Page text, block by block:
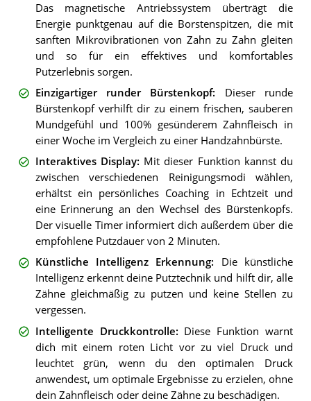
Das magnetische Antriebssystem überträgt die
Energie punktgenau auf die Borstenspitzen, die mit
sanften Mikrovibrationen von Zahn zu Zahn gleiten
und so für ein effektives und komfortables
Putzerlebnis sorgen.
Einzigartiger runder Bürstenkopf: Dieser runde
Bürstenkopf verhilft dir zu einem frischen, sauberen
Mundgefühl und 100% gesünderem Zahnfleisch in
einer Woche im Vergleich zu einer Handzahnbürste.
Interaktives Display: Mit dieser Funktion kannst du
zwischen verschiedenen Reinigungsmodi wählen,
erhältst ein persönliches Coaching in Echtzeit und
eine Erinnerung an den Wechsel des Bürstenkopfs.
Der visuelle Timer informiert dich außerdem über die
empfohlene Putzdauer von 2 Minuten.
Künstliche Intelligenz Erkennung: Die künstliche
Intelligenz erkennt deine Putztechnik und hilft dir, alle
Zähne gleichmäßig zu putzen und keine Stellen zu
vergessen.
Intelligente Druckkontrolle: Diese Funktion warnt
dich mit einem roten Licht vor zu viel Druck und
leuchtet grün, wenn du den optimalen Druck
anwendest, um optimale Ergebnisse zu erzielen, ohne
dein Zahnfleisch oder deine Zähne zu beschädigen.